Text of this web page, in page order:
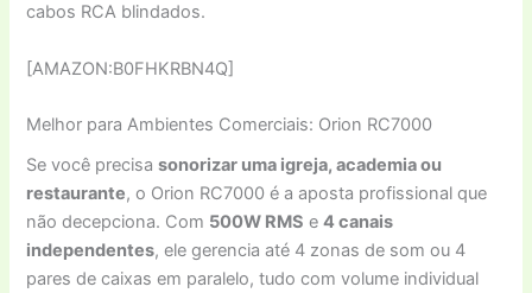
cabos RCA blindados.
[AMAZON:B0FHKRBN4Q]
Melhor para Ambientes Comerciais: Orion RC7000
Se você precisasonorizar uma igreja, academia ou
restaurante, o Orion RC7000 é a aposta profissional que
não decepciona. Com 500W RMS e4 canais
independentes, ele gerencia até 4 zonas de som ou 4
pares de caixas em paralelo, tudo com volume individual